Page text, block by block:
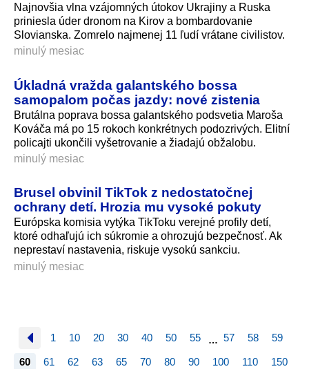
Najnovšia vlna vzájomných útokov Ukrajiny a Ruska
priniesla úder dronom na Kirov a bombardovanie
Slovianska. Zomrelo najmenej 11 ľudí vrátane civilistov.
minulý mesiac
Úkladná vražda galantského bossa
samopalom počas jazdy: nové zistenia
Brutálna poprava bossa galantského podsvetia Maroša
Kováča má po 15 rokoch konkrétnych podozrivých. Elitní
policajti ukončili vyšetrovanie a žiadajú obžalobu.
minulý mesiac
Brusel obvinil TikTok z nedostatočnej
ochrany detí. Hrozia mu vysoké pokuty
Európska komisia vytýka TikToku verejné profily detí,
ktoré odhaľujú ich súkromie a ohrozujú bezpečnosť. Ak
neprestaví nastavenia, riskuje vysokú sankciu.
minulý mesiac
1 10 20 30 40 50 55 … 57 58 59
60 61 62 63 65 70 80 90 100 110 150